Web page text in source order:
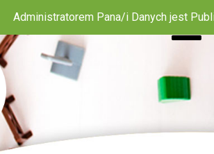
Administratorem Pana/i Danych jest